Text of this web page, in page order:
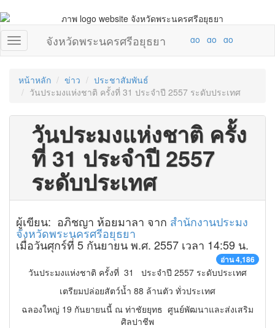
จังหวัดพระนครศรีอยุธยา
หน้าหลัก ข่าว
ประชาสัมพันธ์
วันประมงแห่งชาติ ครั้งที่ 31 ประจำปี 2557 ระดับประเทศ
วันประมงแห่งชาติ ครั้ง
ที่ 31 ประจำปี 2557
ระดับประเทศ
ผู้เขียน: อภิชญา ห้อยมาลา จาก สำนักงานประมง
จังหวัดพระนครศรีอยุธยา
เมื่อวันศุกร์ที่ 5 กันยายน พ.ศ. 2557 เวลา 14:59 น.
อ่าน 4,186
วันประมงแห่งชาติ ครั้งที่ 31 ประจำปี 2557 ระดับประเทศ
เตรียมปล่อยสัตว์น้ำ 88 ล้านตัว ทั่วประเทศ
ฉลองใหญ่ 19 กันยายนนี้ ณ ท่าชัยยุทธ ศูนย์พัฒนาและส่งเสริม
ศิลปาชีพ